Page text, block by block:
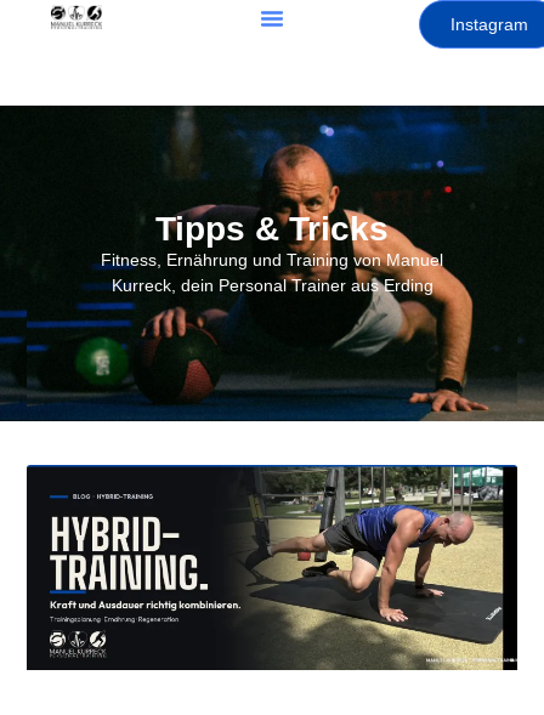
Instagram
Tipps & Tricks
Fitness, Ernährung und Training von Manuel
Kurreck, dein Personal Trainer aus Erding